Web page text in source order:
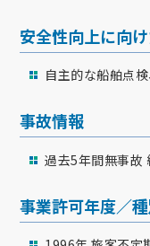
安全性向上に向
自主的な船舶点
事故情報
過去5年間無事故
事業許可年度／